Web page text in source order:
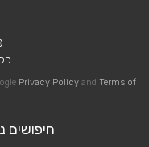
Privacy Policy and Terms of
חיפושים